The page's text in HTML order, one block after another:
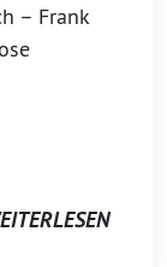
– Frank